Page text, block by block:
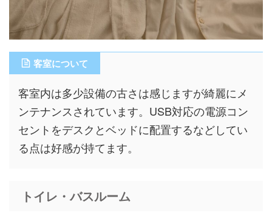
客室について
客室内は多少設備の古さは感じますが綺麗にメ
ンテナンスされています。USB対応の電源コン
セントをデスクとベッドに配置するなどしてい
る点は好感が持てます。
トイレ・バスルーム